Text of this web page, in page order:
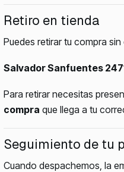
Retiro en tienda
Puedes retirar tu compra
Salvador Sanfuentes
Para retirar necesitas
compra que llega a tu
Seguimiento de tu
Cuando despachemos, la